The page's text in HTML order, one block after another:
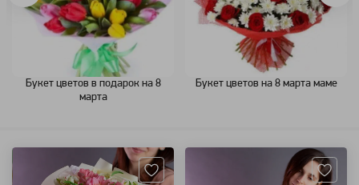
Букет цветов в подарок на 8
марта
Букет цветов на 8 марта маме